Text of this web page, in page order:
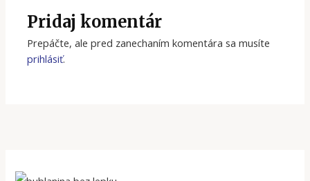
Pridaj komentár
Prepáčte, ale pred zanechaním komentára sa musíte
prihlásiť.